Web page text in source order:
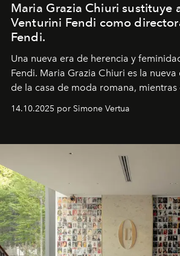
Maria Grazia Chiuri sustituye
Venturini Fendi como
Fendi.
Una nueva era de herencia y
Fendi. Maria Grazia Chiuri es la
de la casa de moda romana, mientras
14.10.2025 por Simone Vertua